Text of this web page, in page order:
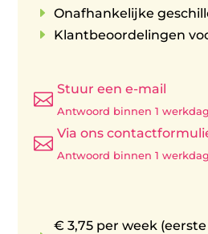
E Onafhankelijke
E Klantbeoordelingen

Stuur een e-mail
Antwoord binnen 1 werkdag

Via ons
Antwoord binnen 1 werkdag
€ 3,75 per week